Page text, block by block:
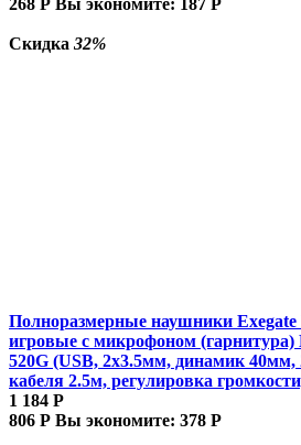
Скидка 32%
Полноразмерные наушники Exegate
игровые с микрофоном (гарнитура)
520G (USB, 2x3.5мм, динамик 40мм,
кабеля 2.5м, регулировка
1 184 Р
806 Р Вы экономите: 378 Р